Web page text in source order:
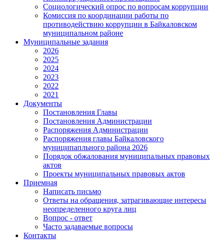
Социологический опрос по вопросам коррупции
Комиссия по координации работы по
противодействию коррупции в Байкаловском
муниципальном районе
Муниципальные задания
2026
2025
2024
2023
2022
2021
Документы
Постановления Главы
Постановления Администрации
Распоряжения Администрации
Распоряжения главы Байкаловского
муниципапльного района 2026
Порядок обжалования муниципальных правовых
актов
Проекты муниципальных правовых актов
Приемная
Написать письмо
Ответы на обращения, затрагивающие интересы
неопределенного круга лиц
Вопрос - ответ
Часто задаваемые вопросы
Контакты